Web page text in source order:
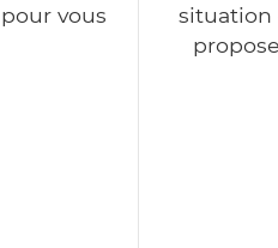
vous
situation